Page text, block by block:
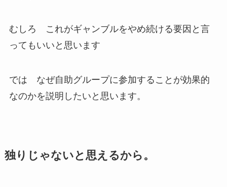
むしろ これがギャンブルをやめ続ける要因と言
ってもいいと思います
では なぜ自助グループに参加することが効果的
なのかを説明したいと思います。
独りじゃないと思えるから。